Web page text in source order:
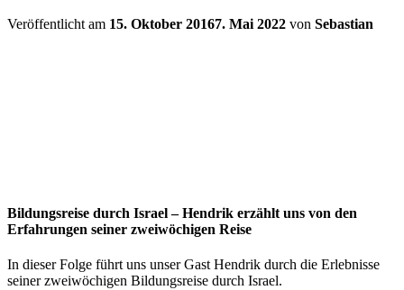
Veröffentlicht am 15. Oktober 20167. Mai 2022 von Sebastian
Bildungsreise durch Israel – Hendrik erzählt uns von den
Erfahrungen seiner zweiwöchigen Reise
In dieser Folge führt uns unser Gast Hendrik durch die Erlebnisse
seiner zweiwöchigen Bildungsreise durch Israel.